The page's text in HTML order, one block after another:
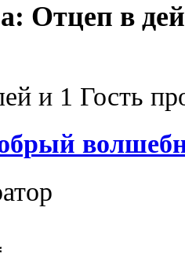
Отцеп в
и 1 Гость